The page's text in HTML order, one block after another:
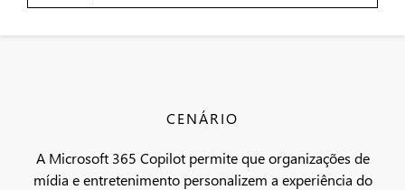
CENÁRIO
A Microsoft 365 Copilot permite que organizações de
mídia e entretenimento personalizem a experiência do